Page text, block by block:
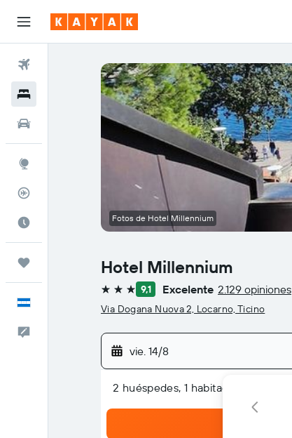
Comentarios
Hotel Millennium
3 estrellas
9,1 Excelente 2.129 opiniones
Via Dogana Nuova 2, Locarno, Ticino
vie. 14/8
2 huéspedes, 1 habitación
Fotos de Hotel Millennium